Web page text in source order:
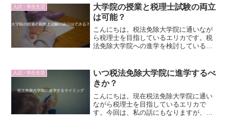
使えるiPadを学割価格からさらにお得に
買う方法を紹介し...
入試・学生生活
大学院の授業と税理士試験の両立
は可能？
こんにちは。税法免除大学院に通いなが
ら税理士を目指しているエリカです。税
法免除大学院への進学を検討している方
しょうか。大学院に通いながら税理士試
験も両立できるなら、より...
入試・学生生活
いつ税法免除大学院に進学するべ
きか？
こんにちは。現在税法免除大学院に通い
ながら税理士を目指しているエリカで
す。今回は、私の話にもなりますが、税